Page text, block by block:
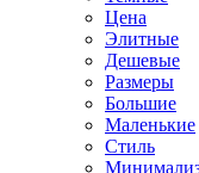
Цена
Элитные
Дешевые
Размеры
Большие
Маленькие
Стиль